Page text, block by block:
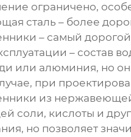
ограничено,
сталь – более
– самый
– состав
или алюминия, но
при
из
соли, кислоты и
но позволяет